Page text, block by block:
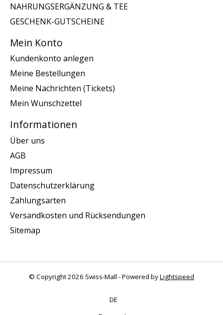
NAHRUNGSERGÄNZUNG & TEE
GESCHENK-GUTSCHEINE
Mein Konto
Kundenkonto anlegen
Meine Bestellungen
Meine Nachrichten (Tickets)
Mein Wunschzettel
Informationen
Über uns
AGB
Impressum
Datenschutzerklärung
Zahlungsarten
Versandkosten und Rücksendungen
Sitemap
© Copyright 2026 Swiss-Mall - Powered byLightspeed
DE